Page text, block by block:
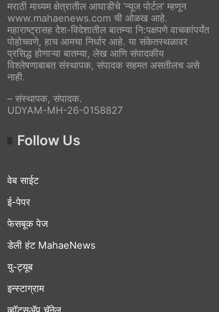
मराठी माध्यम क्षेत्रातील आघाडीचे ‘न्यूज पोर्टल’ म्हणून
www.mahaenews.com ची ओळख आहे.
महाराष्ट्रासह देश-विदेशातील बातम्या नि:पक्षपणे वाचकांपर्यंत
पोहोचवणे, हाच आमचा निर्धार आहे. या संकेतस्थळावर
प्रसिद्ध होणाऱ्या बातम्या, लेख आणि संपादकीय
विश्लेषणाबाबत संस्थापक, संपादक सहमत असतीलच असे
नाही.
– संस्थापक, संपादक.
UDYAM-MH-26-0158827
Follow Us
वेब साईट
ई-पेपर
फेसबूक पेज
डेली हंट MahaeNews
यु-ट्यूब
इन्स्टाग्राम